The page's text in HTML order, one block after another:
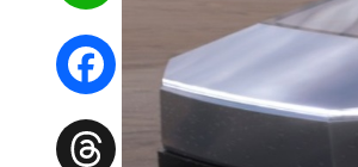
WhatsApp
Facebook